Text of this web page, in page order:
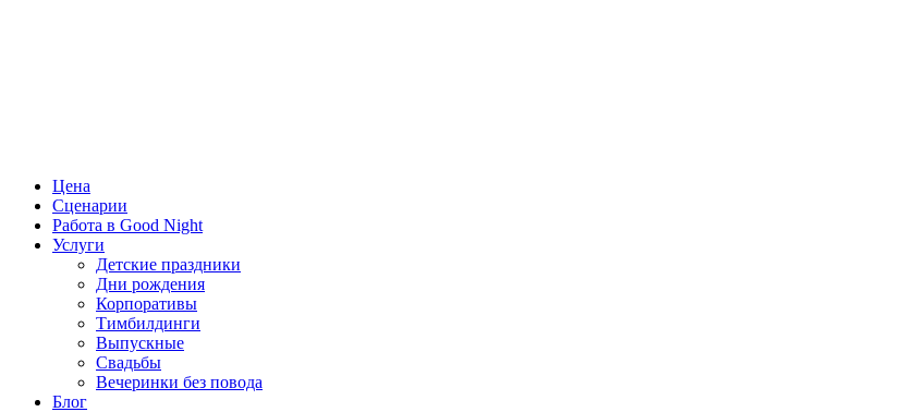
Цена
Сценарии
Работа в Good Night
Услуги
Детские праздники
Дни рождения
Корпоративы
Тимбилдинги
Выпускные
Свадьбы
Вечеринки без повода
Блог